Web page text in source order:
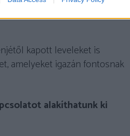
tíz év múlva elolvasta a
kapott leveleket is
amelyeket igazán fontosnak
alakíthatunk ki